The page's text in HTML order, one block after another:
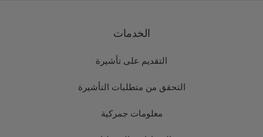
الخدمات
التقديم على تأشيرة
التحقق من متطلبات التأشيرة
معلومات جمركية